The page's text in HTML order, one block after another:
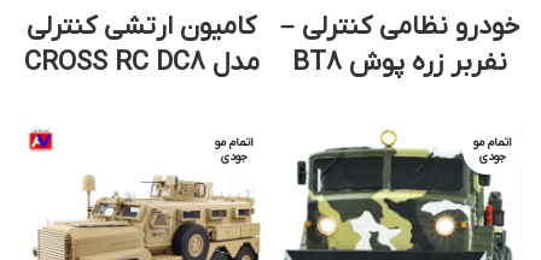
خودرو نظامی کنترلی –
نفربر زره پوش BT8
کامیون ارتشی کنترلی
مدل CROSS RC DC8
اتمام مو
جودی
اتمام مو
جودی